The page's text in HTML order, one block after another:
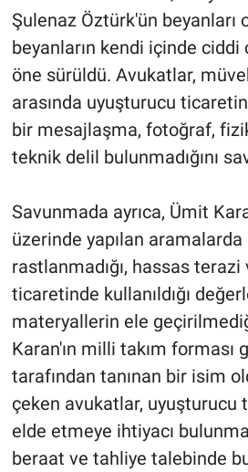
Şulenaz Öztürk'ün beyanları
beyanların kendi içinde
öne sürüldü. Avukatlar,
arasında uyuşturucu
bir mesajlaşma, fotoğraf,
teknik delil bulunmadığını
Savunmada ayrıca, Ümit
üzerinde yapılan
rastlanmadığı, hassas
ticaretinde kullanıldığı
materyallerin ele
Karan'ın milli takım forması
tarafından tanınan bir isim
çeken avukatlar, uyuşturucu
elde etmeye ihtiyacı
beraat ve tahliye talebinde